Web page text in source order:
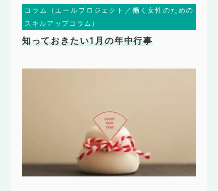
コラム（エールプロジェクト／働く女性のための
スキルアップコラム）
知っておきたい1月の年中行事